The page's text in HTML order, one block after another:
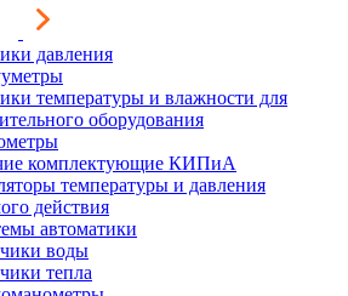
давления
температуры и влажности для
оборудования
комплектующие КИПиА
температуры и давления
действия
автоматики
воды
тепла